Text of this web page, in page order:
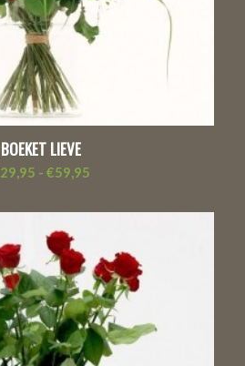
BOEKET LIEVE
29,95 - €59,95Prijsklasse:
tot